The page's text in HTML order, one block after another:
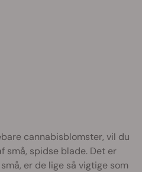
cannabisblomster, vil du
små, spidse blade. Det er
er de lige så vigtige som